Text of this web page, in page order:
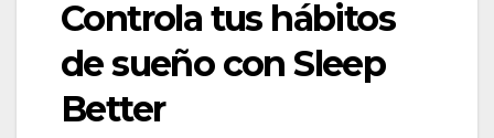
Controla tus hábitos
de sueño con Sleep
Better